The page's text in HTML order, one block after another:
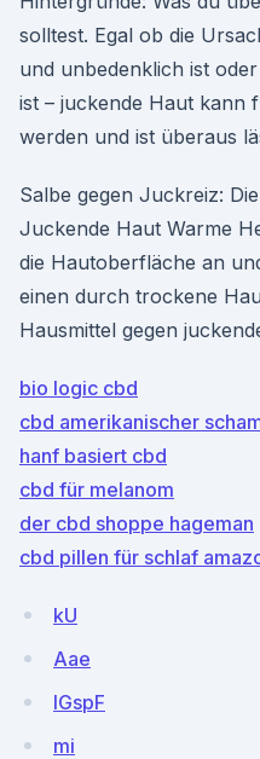
solltest. Egal ob die
und unbedenklich ist
ist – juckende Haut kann
werden und ist überaus
Salbe gegen Juckreiz:
Juckende Haut Warme
die Hautoberfläche an
einen durch trockene
Hausmittel gegen
bio logic cbd
cbd amerikanischer
hanf basiert cbd
cbd für melanom
der cbd shoppe hageman
cbd pillen für schlaf
kU
Aae
IGspF
mi